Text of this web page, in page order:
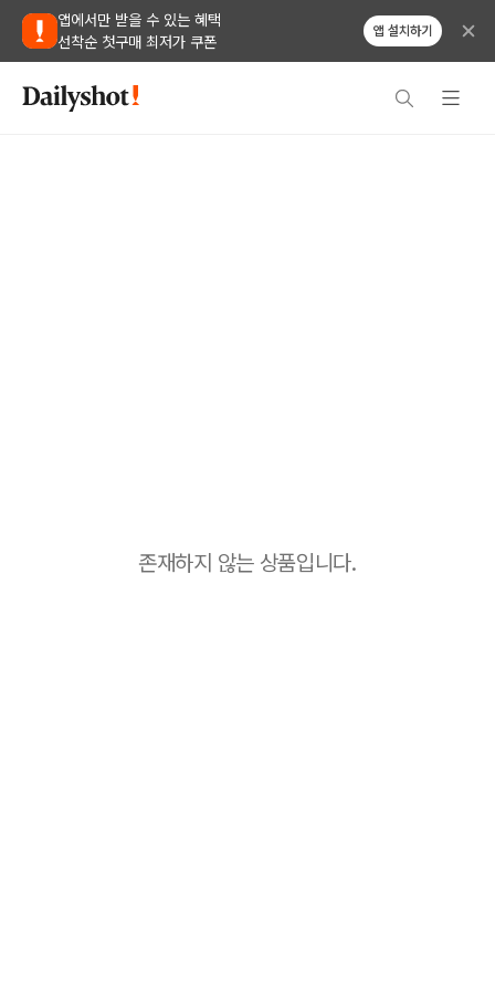
앱에서만 받을 수 있는 혜택
선착순 첫구매 최저가 쿠폰
앱 설치하기
존재하지 않는 상품입니다.